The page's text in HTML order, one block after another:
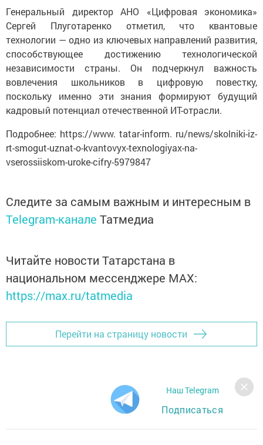
Генеральный директор АНО «Цифровая экономика»
Сергей Плуготаренко отметил, что квантовые
технологии — одно из ключевых направлений развития,
способствующее достижению технологической
независимости страны. Он подчеркнул важность
вовлечения школьников в цифровую повестку,
поскольку именно эти знания формируют будущий
кадровый потенциал отечественной ИТ-отрасли.
Подробнее: https://www. tatar-inform. ru/news/skolniki-iz-
rt-smogut-uznat-o-kvantovyx-texnologiyax-na-
vserossiiskom-uroke-cifry-5979847
Следите за самым важным и интересным в
Telegram-канале Татмедиа
Читайте новости Татарстана в
национальном мессенджере MАХ:
https://max.ru/tatmedia
Перейти на страницу новости
Наш Telegram
Подписаться